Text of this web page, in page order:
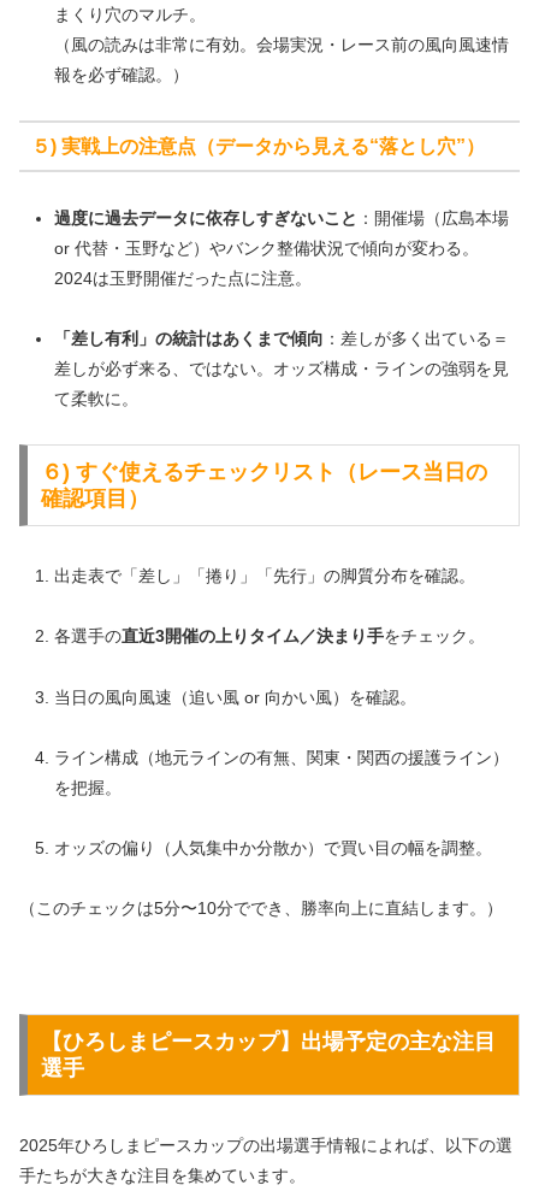
まくり穴のマルチ。
（風の読みは非常に有効。会場実況・レース前の風向風速情
報を必ず確認。）
５) 実戦上の注意点（データから見える“落とし穴”）
過度に過去データに依存しすぎないこと ：開催場（広島本場
or 代替・玉野など）やバンク整備状況で傾向が変わる。
2024は玉野開催だった点に注意。
「差し有利」の統計はあくまで傾向 ：差しが多く出ている＝
差しが必ず来る、ではない。オッズ構成・ラインの強弱を見
て柔軟に。
６) すぐ使えるチェックリスト（レース当日の
確認項目）
出走表で「差し」「捲り」「先行」の脚質分布を確認。
各選手の直近3開催の上りタイム／決まり手をチェック。
当日の風向風速（追い風 or 向かい風）を確認。
ライン構成（地元ラインの有無、関東・関西の援護ライン）
を把握。
オッズの偏り（人気集中か分散か）で買い目の幅を調整。
（このチェックは5分〜10分ででき、勝率向上に直結します。）
【ひろしまピースカップ】出場予定の主な注目
選手
2025年ひろしまピースカップの出場選手情報によれば、以下の選
手たちが大きな注目を集めています。